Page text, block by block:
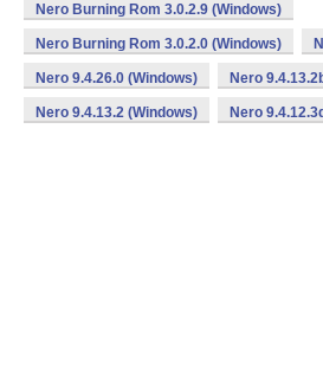
Nero Burning Rom 3.0.2.9 (Windows)
Nero Burning Rom 3.0.2.0 (Windows)
Nero 9.4.26.0 (Windows) Nero
Nero 9.4.13.2 (Windows) Nero